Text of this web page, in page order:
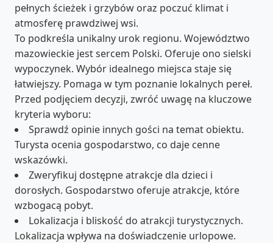
pełnych ścieżek i grzybów oraz poczuć klimat i
atmosferę prawdziwej wsi.
To podkreśla unikalny urok regionu. Województwo
mazowieckie jest sercem Polski. Oferuje ono sielski
wypoczynek. Wybór idealnego miejsca staje się
łatwiejszy. Pomaga w tym poznanie lokalnych pereł.
Przed podjęciem decyzji, zwróć uwagę na kluczowe
kryteria wyboru:
Sprawdź opinie innych gości na temat obiektu.
Turysta ocenia gospodarstwo, co daje cenne
wskazówki.
Zweryfikuj dostępne atrakcje dla dzieci i
dorosłych. Gospodarstwo oferuje atrakcje, które
wzbogacą pobyt.
Lokalizacja i bliskość do atrakcji turystycznych.
Lokalizacja wpływa na doświadczenie urlopowe.